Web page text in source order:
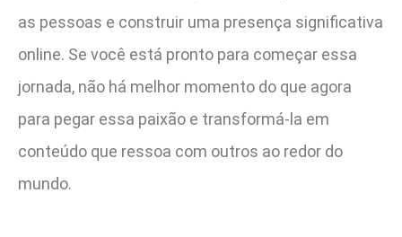
as pessoas e construir uma presença significativa
online. Se você está pronto para começar essa
jornada, não há melhor momento do que agora
para pegar essa paixão e transformá-la em
conteúdo que ressoa com outros ao redor do
mundo.